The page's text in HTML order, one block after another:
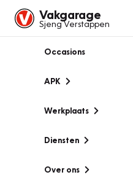
Vakgarage
Sjeng Verstappen
Occasions
APK
Werkplaats
Diensten
Over ons